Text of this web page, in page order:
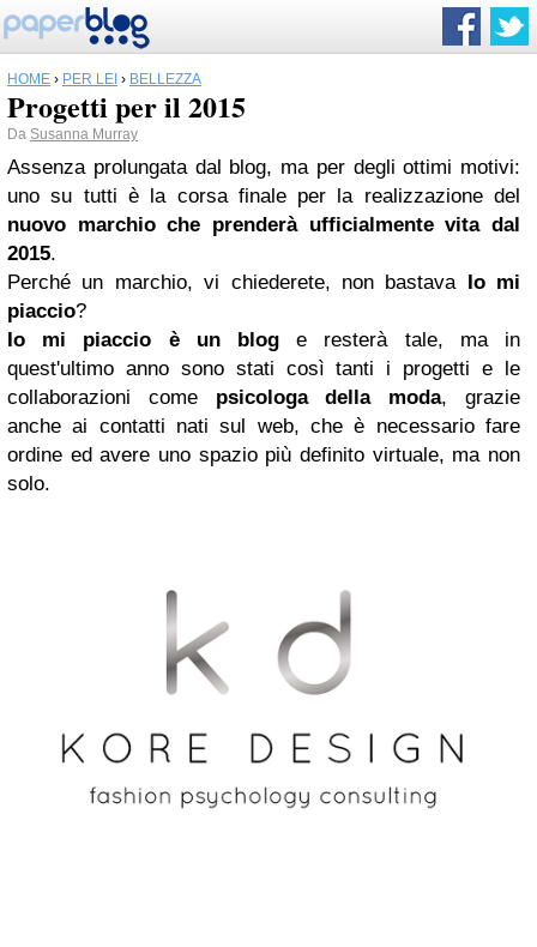
HOME › PER LEI › BELLEZZA
Progetti per il 2015
Da Susanna Murray
Assenza prolungata dal blog, ma per degli ottimi motivi:
uno su tutti è la corsa finale per la realizzazione del
nuovo marchio che prenderà ufficialmente vita dal
2015.
Perché un marchio, vi chiederete, non bastava Io mi
piaccio?
Io mi piaccio è un bloge resterà tale, ma in
quest'ultimo anno sono stati così tanti i progetti e le
collaborazioni come psicologa della moda, grazie
anche ai contatti nati sul web, che è necessario fare
ordine ed avere uno spazio più definito virtuale, ma non
solo.